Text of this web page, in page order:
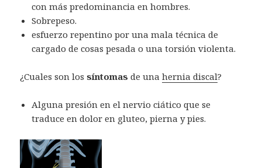
con más predominancia en hombres.
Sobrepeso.
esfuerzo repentino por una mala técnica de
cargado de cosas pesada o una torsión violenta.
¿Cuales son lossíntomas de unahernia discal?
Alguna presión en el nervio ciático que se
traduce en dolor en gluteo, pierna y pies.